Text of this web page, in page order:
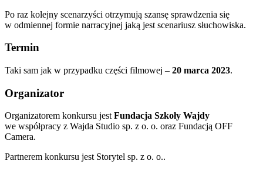
Po raz kolejny scenarzyści otrzymują szansę sprawdzenia się
w odmiennej formie narracyjnej jaką jest scenariusz słuchowiska.
Termin
Taki sam jak w przypadku części filmowej – 20 marca 2023.
Organizator
Organizatorem konkursu jest Fundacja Szkoły Wajdy
we współpracy z Wajda Studio sp. z o. o. oraz Fundacją OFF
Camera.
Partnerem konkursu jest Storytel sp. z o. o..